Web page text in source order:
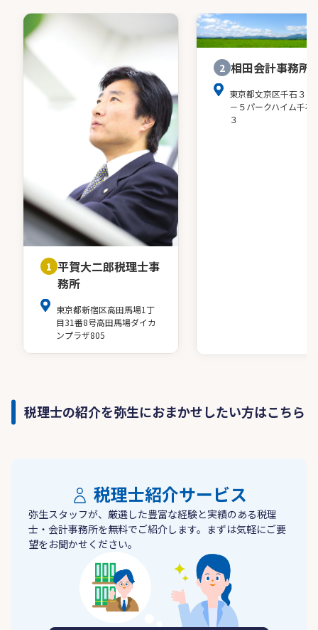
1 平賀大二郎税理士事
務所
東京都新宿区高田馬場1丁
目31番8号高田馬場ダイカ
ンプラザ805
2 相田会計事務所
東京都文京区千石３－
－５パークハイム千石
３
税理士の紹介を弥生におまかせしたい方はこちら
税理士紹介サービス
弥生スタッフが、厳選した豊富な経験と実績のある税理
士・会計事務所を無料でご紹介します。まずは気軽にご要
望をお聞かせください。